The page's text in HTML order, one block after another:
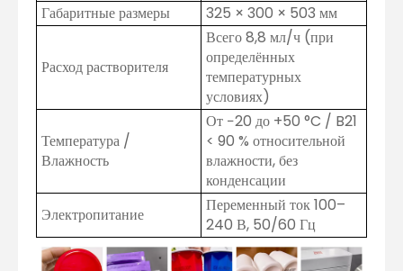
Габаритные размеры
325 × 300 × 503 мм
Расход растворителя
Всего 8,8 мл/ч (при
определённых
температурных
условиях)
Температура /
Влажность
От −20 до +50 °C / B21
< 90 % относительной
влажности, без
конденсации
Электропитание
Переменный ток 100–
240 В, 50/60 Гц